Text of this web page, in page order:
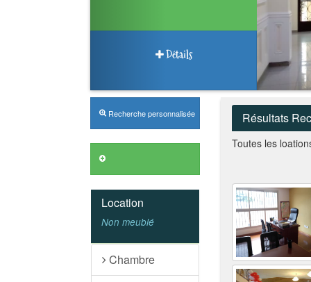
Détails
Recherche personnalisée
Location
Non meublé
Chambre
Résultats
Toutes les